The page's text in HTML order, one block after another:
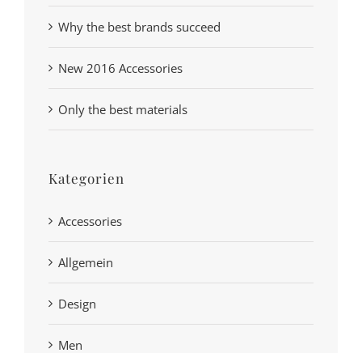
Why the best brands succeed
New 2016 Accessories
Only the best materials
Kategorien
Accessories
Allgemein
Design
Men